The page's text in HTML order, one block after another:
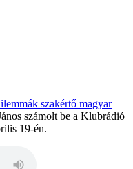
szakértő magyar
számolt be a Klubrádió
19-én.